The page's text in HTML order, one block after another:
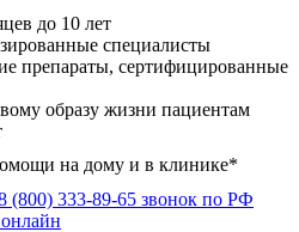
до 10 лет
специалисты
препараты, сертифицированные
образу жизни пациентам
на дому и в клинике*
(800) 333-89-65 звонок по РФ